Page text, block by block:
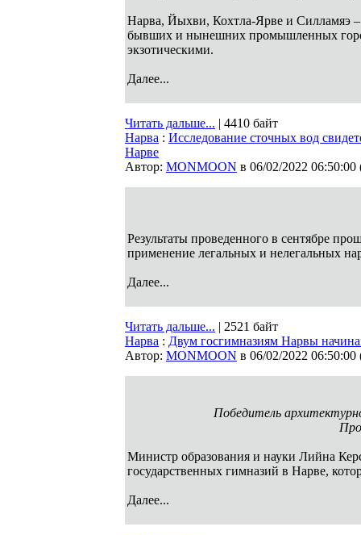
Нарва, Йыхви, Кохтла-Ярве и Силламяэ –
бывших и нынешних промышленных
экзотическими.
Далее...
Читать дальше... | 4410 байт
Нарва : Исследование сточных вод
Нарве
Автор: MONMOON в 06/02/2022 06:50:00
Результаты проведенного в сентябре
применение легальных и нелегальных
Далее...
Читать дальше... | 2521 байт
Нарва : Двум госгимназиям Нарвы
Автор: MONMOON в 06/02/2022 06:50:00
Победитель
Министр образования и науки Лийна
государственных гимназий в Нарве,
Далее...